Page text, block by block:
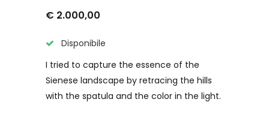
€ 2.000,00
Disponibile
I tried to capture the essence of the
Sienese landscape by retracing the hills
with the spatula and the color in the light.